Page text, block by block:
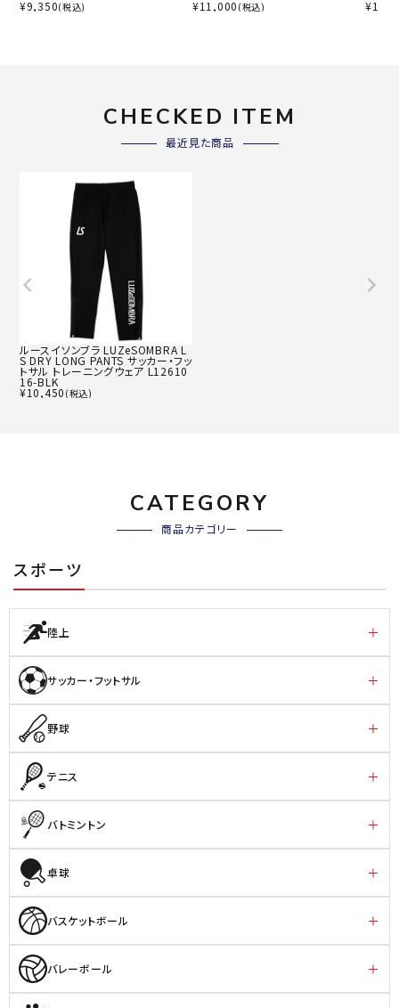
¥9,350(税込) ¥11,000 (税込) ¥
CHECKED ITEM
最近見た商品
ルースイソンブラ LUZeSOMBRA L
S DRY LONG PANTS サッカー・フッ
トサル トレーニングウェア L12610
16-BLK
¥10,450 (税込)
CATEGORY
商品カテゴリー
スポーツ
陸上
サッカー・フットサル
野球
テニス
バトミントン
卓球
バスケットボール
バレーボール